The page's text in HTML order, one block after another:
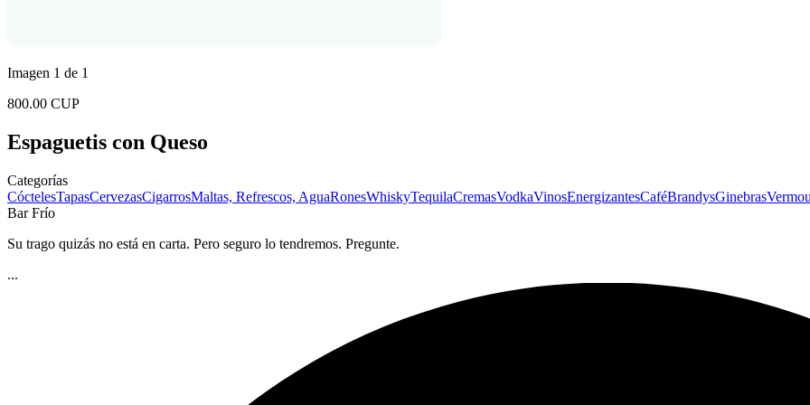
Imagen 1 de 1
800.00 CUP
Espaguetis con Queso
Categorías
CóctelesTapasCervezasCigarrosMaltas, Refrescos, AguaRonesWhiskyTequilaCremasVodkaVinosEnergizantesCaféBrandysGinebras
Bar Frío
Su trago quizás no está en carta. Pero seguro lo tendremos. Pregunte.
...